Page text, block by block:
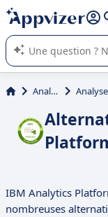
répondre (plusieurs
L'IA de Appvizer
logiciel SaaS en
Analytique
IBM Analytics
nombreuses